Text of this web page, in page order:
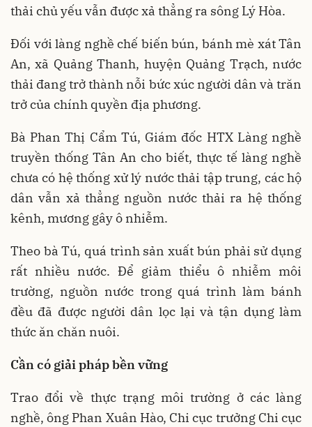
thải chủ yếu vẫn được xả thẳng ra sông Lý Hòa.
Đối với làng nghề chế biến bún, bánh mè xát Tân
An, xã Quảng Thanh, huyện Quảng Trạch, nước
thải đang trở thành nỗi bức xúc người dân và trăn
trở của chính quyền địa phương.
Bà Phan Thị Cẩm Tú, Giám đốc HTX Làng nghề
truyền thống Tân An cho biết, thực tế làng nghề
chưa có hệ thống xử lý nước thải tập trung, các hộ
dân vẫn xả thẳng nguồn nước thải ra hệ thống
kênh, mương gây ô nhiễm.
Theo bà Tú, quá trình sản xuất bún phải sử dụng
rất nhiều nước. Để giảm thiểu ô nhiễm môi
trường, nguồn nước trong quá trình làm bánh
đều đã được người dân lọc lại và tận dụng làm
thức ăn chăn nuôi.
Cần có giải pháp bền vững
Trao đổi về thực trạng môi trường ở các làng
nghề, ông Phan Xuân Hào, Chi cục trưởng Chi cục